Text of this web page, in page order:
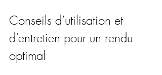
Conseils d’utilisation et
d’entretien pour un rendu
optimal